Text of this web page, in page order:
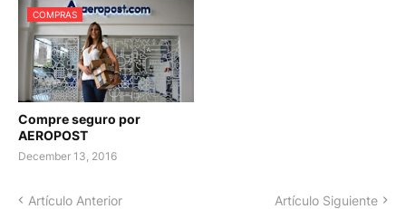
COMPRAS
Compre seguro por
AEROPOST
December 13, 2016
Artículo Anterior Artículo Siguiente